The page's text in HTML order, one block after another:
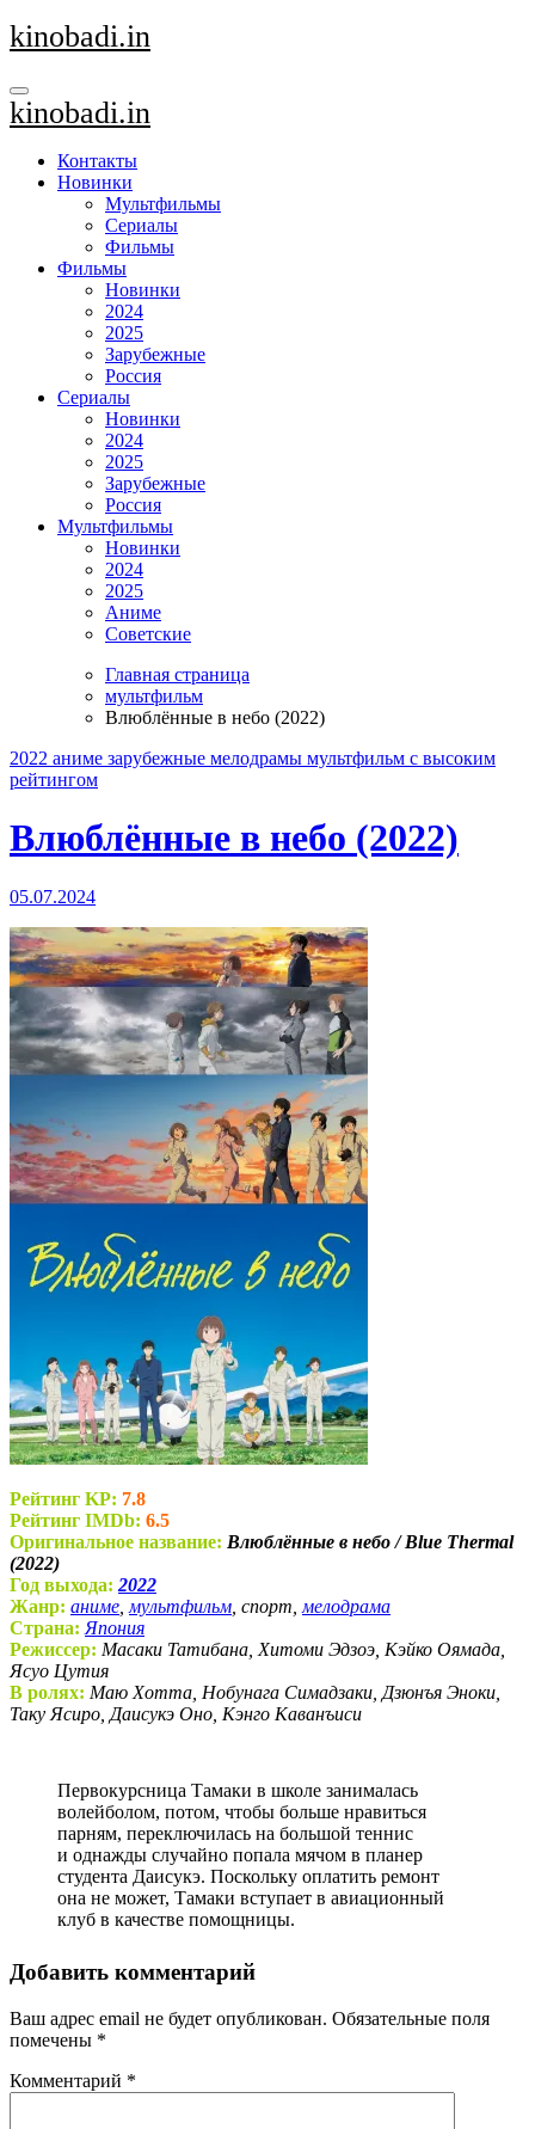
Перейти
к
kinobadi.in
kinobadi.in
Контакты
Новинки
Мультфильмы
Сериалы
Фильмы
Фильмы
Новинки
2024
2025
Зарубежные
Россия
Сериалы
Новинки
2024
2025
Зарубежные
Россия
Мультфильмы
Новинки
2024
2025
Аниме
Советские
Главная страница
мультфильм
Влюблённые в небо (2022)
2022 аниме зарубежные мелодрамы мультфильм с высоким
рейтингом
Влюблённые в небо (2022)
05.07.2024
Рейтинг KP: 7.8
Рейтинг IMDb: 6.5
Оригинальное название: Влюблённые в небо / Blue Thermal
(2022)
Год выхода: 2022
Жанр: аниме мультфильм , спорт, мелодрама
Страна: Япония
Режиссер: Масаки Татибана, Хитоми Эдзоэ, Кэйко Оямада,
Ясуо Цутия
В ролях: Маю Хотта, Нобунага Симадзаки, Дзюнъя Эноки,
Таку Ясиро, Даисукэ Оно, Кэнго Каванъиси
Первокурсница Тамаки в школе занималась
волейболом, потом, чтобы больше нравиться
парням, переключилась на большой теннис
и однажды случайно попала мячом в планер
студента Даисукэ. Поскольку оплатить ремонт
она не может, Тамаки вступает в авиационный
клуб в качестве помощницы.
Добавить комментарий
Ваш адрес email не будет опубликован. Обязательные поля
помечены *
Комментарий *